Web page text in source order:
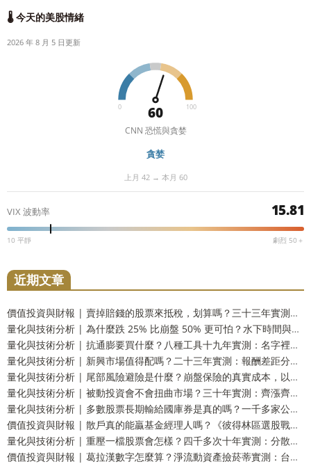
🌡️ 今天的美股情緒
2026 年 8 月 5 日更新
0 100
60
CNN 恐慌與貪婪
貪婪
上月 42 → 本月 60
VIX 波動率 15.81
10 平靜 劇烈 50＋
近期文章
價值投資與財報 | 賣掉賠錢的股票來抵稅，划算嗎？三十三年實測：財富只多 2.9%，而台灣人這一步用不上
量化與技術分析 | 為什麼跌 25% 比崩盤 50% 更可怕？水下時間與潰瘍指數，風險的另一個量法
量化與技術分析 | 抗通膨要買什麼？八種工具十九年實測：名字裡有抗通膨的那一個，反而測不出反應
量化與技術分析 | 新興市場值得配嗎？二十三年實測：報酬差距分不出勝負，但台灣人多買了一份自己
量化與技術分析 | 尾部風險避險是什麼？崩盤保險的真實成本，以及一個更省事的替代方案
量化與技術分析 | 被動投資會不會扭曲市場？三十年實測：齊漲齊跌是真的，指數基金的責任卻查不出來
量化與技術分析 | 多數股票長期輸給國庫券是真的嗎？一千多家公司實測：輸的只有兩成，真正該怕的是另一件事
價值投資與財報 | 散戶真的能贏基金經理人嗎？《彼得林區選股戰略》重點整理，十壘打實測與被誤解的一句話
量化與技術分析 | 重壓一檔股票會怎樣？四千多次十年實測：分散到五檔，賠錢機率從一成四掉到不到百分之一
價值投資與財報 | 葛拉漢數字怎麼算？淨流動資產撿菸蒂實測：台股剩九檔，美股一檔不剩